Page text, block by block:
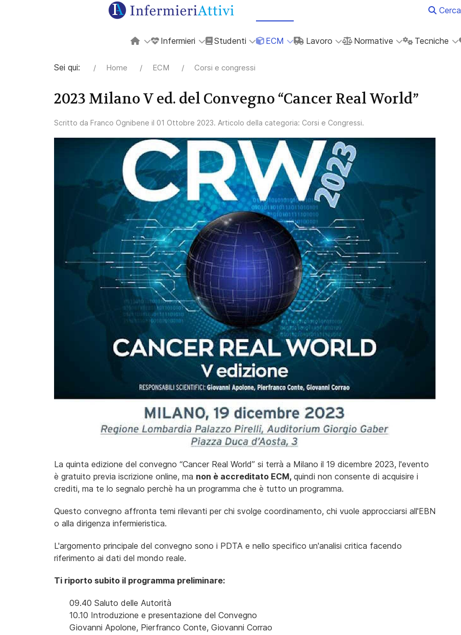
Cerca
Infermieri Studenti ECM Lavoro Normative Tecniche
Sei qui: Home ECM Corsi e congressi
2023 Milano V ed. del Convegno “Cancer Real World”
Scritto da Franco Ognibene il 01 Ottobre 2023. Articolo della categoria: Corsi e Congressi.
La quinta edizione del convegno “Cancer Real World” si terrà a Milano il 19 dicembre 2023, l'evento
è gratuito previa iscrizione online, ma non è accreditato ECM, quindi non consente di acquisire i
crediti, ma te lo segnalo perchè ha un programma che è tutto un programma.
Questo convegno affronta temi rilevanti per chi svolge coordinamento, chi vuole approcciarsi all'EBN
o alla dirigenza infermieristica.
L'argomento principale del convegno sono i PDTA e nello specifico un'analisi critica facendo
riferimento ai dati del mondo reale.
Ti riporto subito il programma preliminare:
09.40 Saluto delle Autorità
10.10 Introduzione e presentazione del Convegno
Giovanni Apolone, Pierfranco Conte, Giovanni Corrao